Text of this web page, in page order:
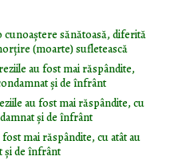
cunoaștere sănătoasă, diferită
(moarte) sufletească
au fost mai răspândite,
și de înfrânt
au fost mai răspândite, cu
și de înfrânt
mai răspândite, cu atât au
și de înfrânt